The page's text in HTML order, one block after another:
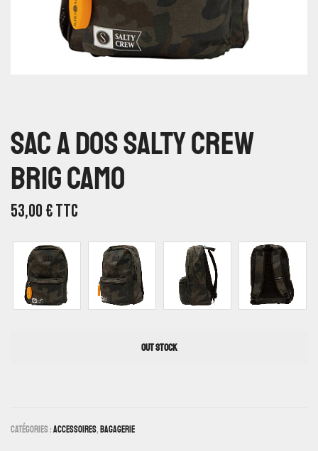
Sac A Dos Salty Crew
Brig Camo
53,00€TTC
OUT STOCK
Catégories :Accessoires, Bagagerie